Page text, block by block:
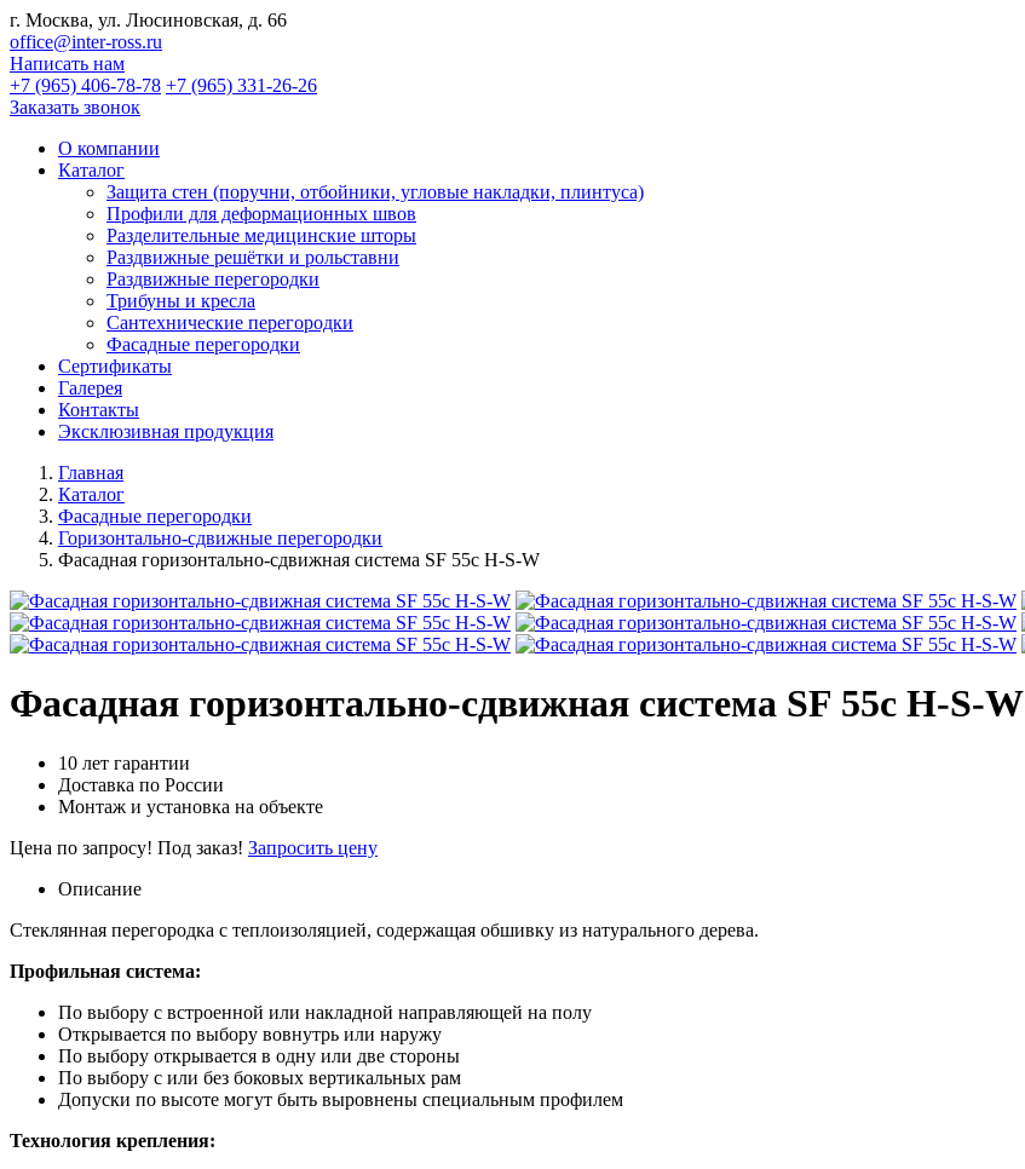
г. Москва, ул. Люсиновская, д. 66
office@inter-ross.ru
Написать нам
+7 (965) 406-78-78 +7 (965) 331-26-26
Заказать звонок
О компании
Каталог
Защита стен (поручни, отбойники, угловые накладки, плинтуса)
Профили для деформационных швов
Разделительные медицинские шторы
Раздвижные решётки и рольставни
Раздвижные перегородки
Трибуны и кресла
Сантехнические перегородки
Фасадные перегородки
Сертификаты
Галерея
Контакты
Эксклюзивная продукция
Главная
Каталог
Фасадные перегородки
Горизонтально-сдвижные перегородки
Фасадная горизонтально-сдвижная система SF 55с H-S-W
Фасадная горизонтально-сдвижная система SF 55с H-S-W
10 лет гарантии
Доставка по России
Монтаж и установка на объекте
Цена по запросу! Под заказ! Запросить цену
Описание
Стеклянная перегородка с теплоизоляцией, содержащая обшивку из натурального дерева.
Профильная система:
По выбору с встроенной или накладной направляющей на полу
Открывается по выбору вовнутрь или наружу
По выбору открывается в одну или две стороны
По выбору с или без боковых вертикальных рам
Допуски по высоте могут быть выровнены специальным профилем
Технология крепления: